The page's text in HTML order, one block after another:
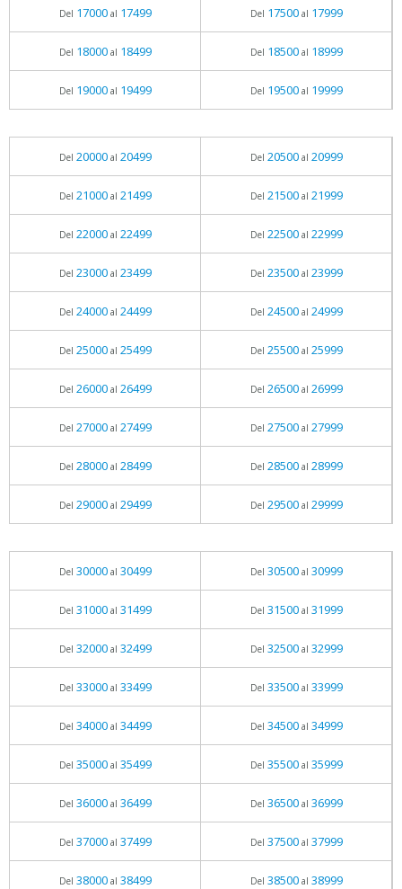
Del 17000al 17499 Del 17500al 17999
Del 18000al 18499 Del 18500al 18999
Del 19000al 19499 Del 19500al 19999
Del 20000al 20499 Del 20500al 20999
Del 21000al 21499 Del 21500al 21999
Del 22000al 22499 Del 22500al 22999
Del 23000al 23499 Del 23500al 23999
Del 24000al 24499 Del 24500al 24999
Del 25000al 25499 Del 25500al 25999
Del 26000al 26499 Del 26500al 26999
Del 27000al 27499 Del 27500al 27999
Del 28000al 28499 Del 28500al 28999
Del 29000al 29499 Del 29500al 29999
Del 30000al 30499 Del 30500al 30999
Del 31000al 31499 Del 31500al 31999
Del 32000al 32499 Del 32500al 32999
Del 33000al 33499 Del 33500al 33999
Del 34000al 34499 Del 34500al 34999
Del 35000al 35499 Del 35500al 35999
Del 36000al 36499 Del 36500al 36999
Del 37000al 37499 Del 37500al 37999
Del 38000al 38499 Del 38500al 38999